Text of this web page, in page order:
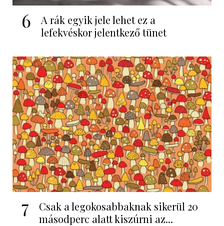
6
A rák egyik jele lehet ez a
lefekvéskor jelentkező tünet
7
Csak a legokosabbaknak sikerül 20
másodperc alatt kiszúrni az...